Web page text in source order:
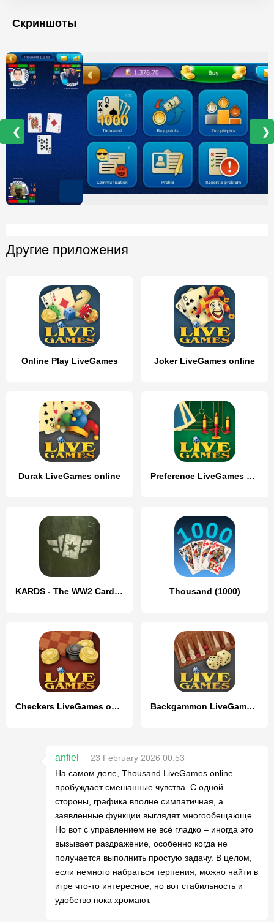
Скриншоты
❮ ❯
Другие приложения
Online Play LiveGames Joker LiveGames online
Durak LiveGames online Preference LiveGames online
KARDS - The WW2 Card Game Thousand (1000)
Checkers LiveGames online Backgammon LiveGames online
anfiel
23 February 2026 00:53
На самом деле, Thousand LiveGames online
пробуждает смешанные чувства. С одной
стороны, графика вполне симпатичная, а
заявленные функции выглядят многообещающе.
Но вот с управлением не всё гладко – иногда это
вызывает раздражение, особенно когда не
получается выполнить простую задачу. В целом,
если немного набраться терпения, можно найти в
игре что-то интересное, но вот стабильность и
удобство пока хромают.